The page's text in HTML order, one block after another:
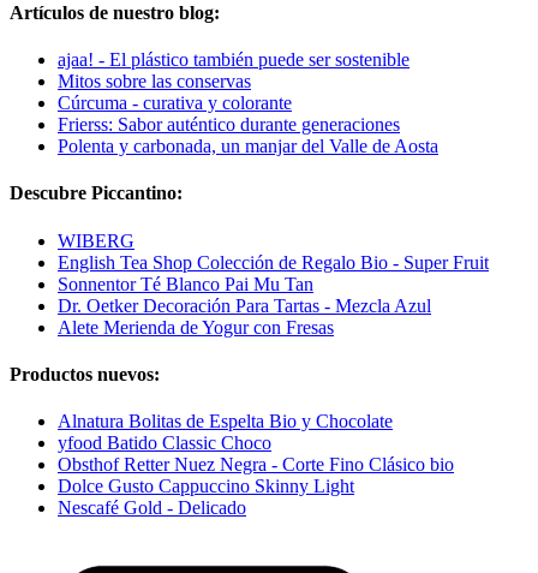
Artículos de nuestro blog:
ajaa! - El plástico también puede ser sostenible
Mitos sobre las conservas
Cúrcuma - curativa y colorante
Frierss: Sabor auténtico durante generaciones
Polenta y carbonada, un manjar del Valle de Aosta
Descubre Piccantino:
WIBERG
English Tea Shop Colección de Regalo Bio - Super Fruit
Sonnentor Té Blanco Pai Mu Tan
Dr. Oetker Decoración Para Tartas - Mezcla Azul
Alete Merienda de Yogur con Fresas
Productos nuevos:
Alnatura Bolitas de Espelta Bio y Chocolate
yfood Batido Classic Choco
Obsthof Retter Nuez Negra - Corte Fino Clásico bio
Dolce Gusto Cappuccino Skinny Light
Nescafé Gold - Delicado